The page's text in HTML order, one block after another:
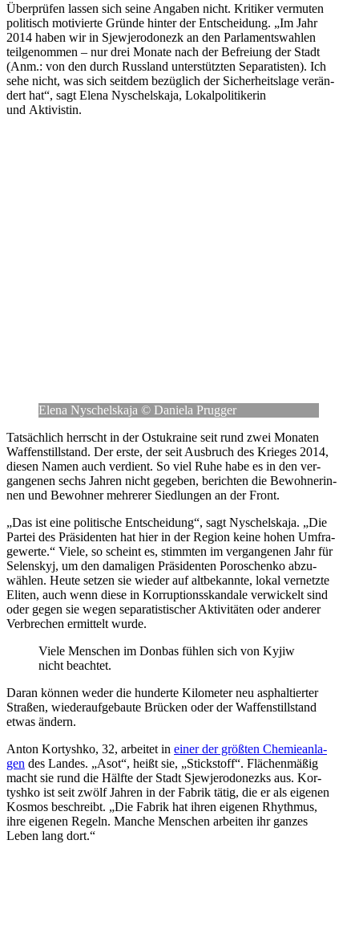
Über­prü­fen lassen sich seine Angaben nicht. Kri­ti­ker ver­mu­ten
poli­tisch moti­vierte Gründe hinter der Ent­schei­dung. „Im Jahr
2014 haben wir in Sje­wjer­odo­nezk an den Par­la­ments­wah­len
teil­ge­nom­men – nur drei Monate nach der Befrei­ung der Stadt
(Anm.: von den durch Russ­land unter­stütz­ten Sepa­ra­tis­ten). Ich
sehe nicht, was sich seitdem bezüg­lich der Sicher­heits­lage ver­än­
dert hat“, sagt Elena Nyschels­kaja, Lokal­po­li­ti­ke­rin
und Aktivistin.
Elena Nyschels­kaja © Daniela Prugger
Tat­säch­lich herrscht in der Ost­ukraine seit rund zwei Monaten
Waf­fen­still­stand. Der erste, der seit Aus­bruch des Krieges 2014,
diesen Namen auch ver­dient. So viel Ruhe habe es in den ver­
gan­ge­nen sechs Jahren nicht gegeben, berich­ten die Bewoh­ne­rin­
nen und Bewoh­ner meh­re­rer Sied­lun­gen an der Front.
„Das ist eine poli­ti­sche Ent­schei­dung“, sagt Nyschels­kaja. „Die
Partei des Prä­si­den­ten hat hier in der Region keine hohen Umfra­
ge­werte.“ Viele, so scheint es, stimm­ten im ver­gan­ge­nen Jahr für
Selen­skyj, um den dama­li­gen Prä­si­den­ten Poro­schenko abzu­
wäh­len. Heute setzen sie wieder auf alt­be­kannte, lokal ver­netzte
Eliten, auch wenn diese in Kor­rup­ti­ons­skan­dale ver­wi­ckelt sind
oder gegen sie wegen sepa­ra­tis­ti­scher Akti­vi­tä­ten oder anderer
Ver­bre­chen ermit­telt wurde.
Viele Men­schen im Donbas fühlen sich von Kyjiw
nicht beachtet.
Daran können weder die hun­derte Kilo­me­ter neu asphal­tier­ter
Straßen, wie­der­auf­ge­baute Brücken oder der Waf­fen­still­stand
etwas ändern.
Anton Kor­tyshko, 32, arbei­tet in einer der größten Che­mie­an­la­
gen des Landes. „Asot“, heißt sie, „Stick­stoff“. Flä­chen­mä­ßig
macht sie rund die Hälfte der Stadt Sje­wjer­odo­nezks aus. Kor­
tyshko ist seit zwölf Jahren in der Fabrik tätig, die er als eigenen
Kosmos beschreibt. „Die Fabrik hat ihren eigenen Rhyth­mus,
ihre eigenen Regeln. Manche Men­schen arbei­ten ihr ganzes
Leben lang dort.“